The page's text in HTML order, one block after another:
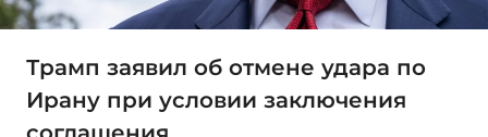
Трамп заявил об отмене удара по
Ирану при условии заключения